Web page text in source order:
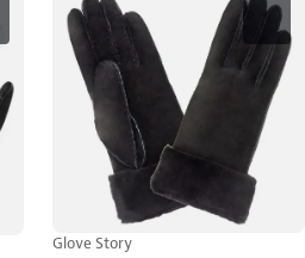
Glove Story